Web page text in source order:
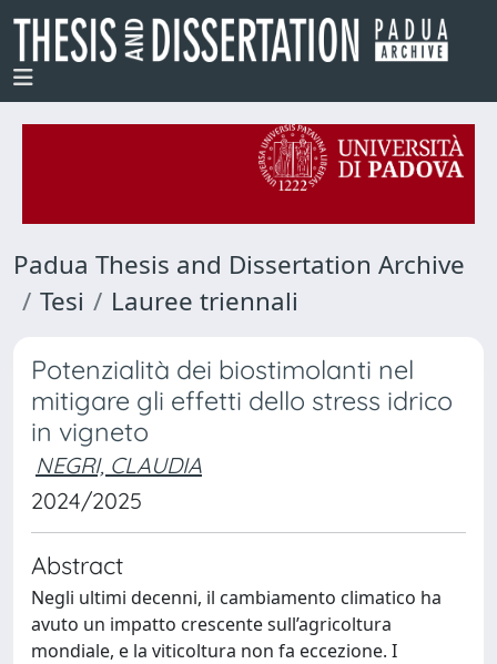
Padua Thesis and Dissertation Archive
Tesi
Lauree triennali
Potenzialità dei biostimolanti nel
mitigare gli effetti dello stress idrico
in vigneto
NEGRI, CLAUDIA
2024/2025
Abstract
Negli ultimi decenni, il cambiamento climatico ha
avuto un impatto crescente sull’agricoltura
mondiale, e la viticoltura non fa eccezione. I